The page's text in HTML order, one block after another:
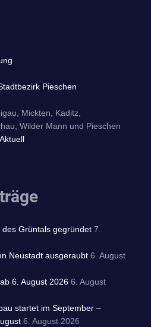
Pieschen
Mickten, Kaditz,
Wilder Mann und Pieschen
Grüntals gegründet 7.
Neustadt ausgeraubt 6. August
6. August 2026 6. August
startet im September –
6. August 2026